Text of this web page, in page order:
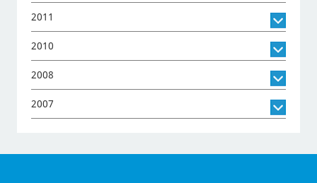
2011
2010
2008
2007